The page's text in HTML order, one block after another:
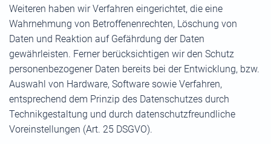
Weiteren haben wir Verfahren eingerichtet, die eine
Wahrnehmung von Betroffenenrechten, Löschung von
Daten und Reaktion auf Gefährdung der Daten
gewährleisten. Ferner berücksichtigen wir den Schutz
personenbezogener Daten bereits bei der Entwicklung, bzw.
Auswahl von Hardware, Software sowie Verfahren,
entsprechend dem Prinzip des Datenschutzes durch
Technikgestaltung und durch datenschutzfreundliche
Voreinstellungen (Art. 25 DSGVO).